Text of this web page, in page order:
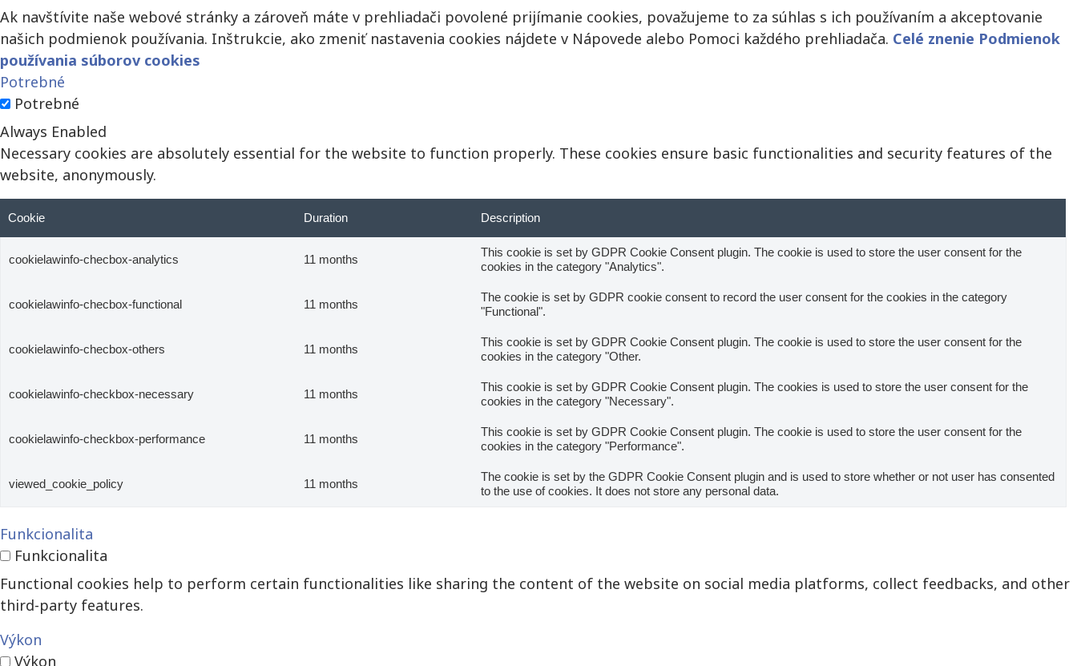
Ak navštívite naše webové stránky a zároveň máte v prehliadači povolené prijímanie cookies, považujeme to za súhlas s ich používaním a akceptovanie
našich podmienok používania. Inštrukcie, ako zmeniť nastavenia cookies nájdete v Nápovede alebo Pomoci každého prehliadača. Celé znenie Podmienok
používania súborov cookies
Potrebné
Potrebné
Always Enabled
Necessary cookies are absolutely essential for the website to function properly. These cookies ensure basic functionalities and security features of the
website, anonymously.
Cookie Duration Description
cookielawinfo-checbox-analytics 11 months
This cookie is set by GDPR Cookie Consent plugin. The cookie is used to store the user consent for the
cookies in the category "Analytics".
cookielawinfo-checbox-functional 11 months
The cookie is set by GDPR cookie consent to record the user consent for the cookies in the category
"Functional".
cookielawinfo-checbox-others 11 months
This cookie is set by GDPR Cookie Consent plugin. The cookie is used to store the user consent for the
cookies in the category "Other.
cookielawinfo-checkbox-necessary 11 months
This cookie is set by GDPR Cookie Consent plugin. The cookies is used to store the user consent for the
cookies in the category "Necessary".
cookielawinfo-checkbox-performance 11 months
This cookie is set by GDPR Cookie Consent plugin. The cookie is used to store the user consent for the
cookies in the category "Performance".
viewed_cookie_policy 11 months
The cookie is set by the GDPR Cookie Consent plugin and is used to store whether or not user has consented
to the use of cookies. It does not store any personal data.
Funkcionalita
Funkcionalita
Functional cookies help to perform certain functionalities like sharing the content of the website on social media platforms, collect feedbacks, and other
third-party features.
Výkon
Výkon